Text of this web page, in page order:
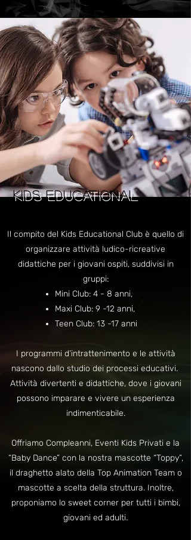
Il compito del Kids Educational Club è quello di
organizzare attività ludico-ricreative
didattiche per i giovani ospiti, suddivisi in
gruppi:
Mini Club: 4 - 8 anni,
Maxi Club: 9 -12 anni,
Teen Club: 13 -17 anni
I programmi d’intrattenimento e le attività
nascono dallo studio dei processi educativi.
Attività divertenti e didattiche, dove i giovani
possono imparare e vivere un esperienza
indimenticabile.
Offriamo Compleanni, Eventi Kids Privati e la
“Baby Dance” con la nostra mascotte “Toppy”,
il draghetto alato della Top Animation Team o
mascotte a scelta della struttura. Inoltre,
proponiamo lo sweet corner per tutti i bimbi,
giovani ed adulti.
KIDS EDUCATIONAL